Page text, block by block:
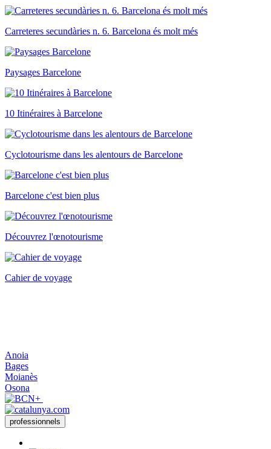
Carreteres secundàries n. 6. Barcelona és molt més
Paysages Barcelone
10 Itinéraires à Barcelone
Cyclotourisme dans les alentours de Barcelone
Barcelone c'est bien plus
Découvrez l'œnotourisme
Cahier de voyage
Anoia
Bages
Moianès
Osona
professionnels